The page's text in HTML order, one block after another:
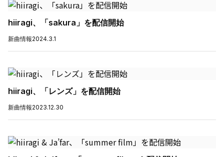
hiiragi、「sakura」を配信開始
新曲情報2024.3.1
hiiragi、「レンズ」を配信開始
新曲情報2023.12.30